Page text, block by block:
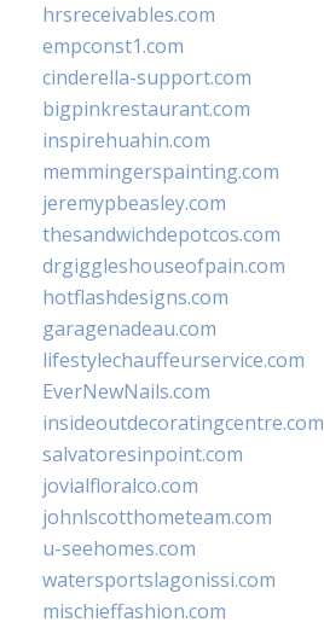
hrsreceivables.com
empconst1.com
cinderella-support.com
bigpinkrestaurant.com
inspirehuahin.com
memmingerspainting.com
jeremypbeasley.com
thesandwichdepotcos.com
drgiggleshouseofpain.com
hotflashdesigns.com
garagenadeau.com
lifestylechauffeurservice.com
EverNewNails.com
insideoutdecoratingcentre.com
salvatoresinpoint.com
jovialfloralco.com
johnlscotthometeam.com
u-seehomes.com
watersportslagonissi.com
mischieffashion.com